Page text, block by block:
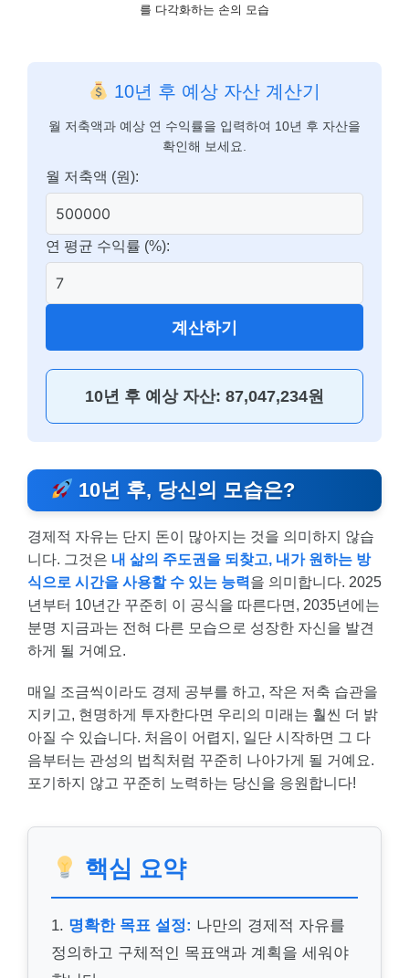
를 다각화하는 손의 모습
10년 후 예상 자산 계산기
월 저축액과 예상 연 수익률을 입력하여 10년 후 자산을
확인해 보세요.
월 저축액 (원):
연 평균 수익률 (%):
계산하기
10년 후 예상 자산: 87,047,234원
10년 후, 당신의 모습은?
경제적 자유는 단지 돈이 많아지는 것을 의미하지 않습
니다. 그것은 내 삶의 주도권을 되찾고, 내가 원하는 방
식으로 시간을 사용할 수 있는 능력을 의미합니다. 2025
년부터 10년간 꾸준히 이 공식을 따른다면, 2035년에는
분명 지금과는 전혀 다른 모습으로 성장한 자신을 발견
하게 될 거예요.
매일 조금씩이라도 경제 공부를 하고, 작은 저축 습관을
지키고, 현명하게 투자한다면 우리의 미래는 훨씬 더 밝
아질 수 있습니다. 처음이 어렵지, 일단 시작하면 그 다
음부터는 관성의 법칙처럼 꾸준히 나아가게 될 거예요.
포기하지 않고 꾸준히 노력하는 당신을 응원합니다!
핵심 요약
1. 명확한 목표 설정: 나만의 경제적 자유를
정의하고 구체적인 목표액과 계획을 세워야